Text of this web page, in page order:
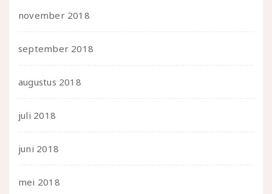
november 2018
september 2018
augustus 2018
juli 2018
juni 2018
mei 2018